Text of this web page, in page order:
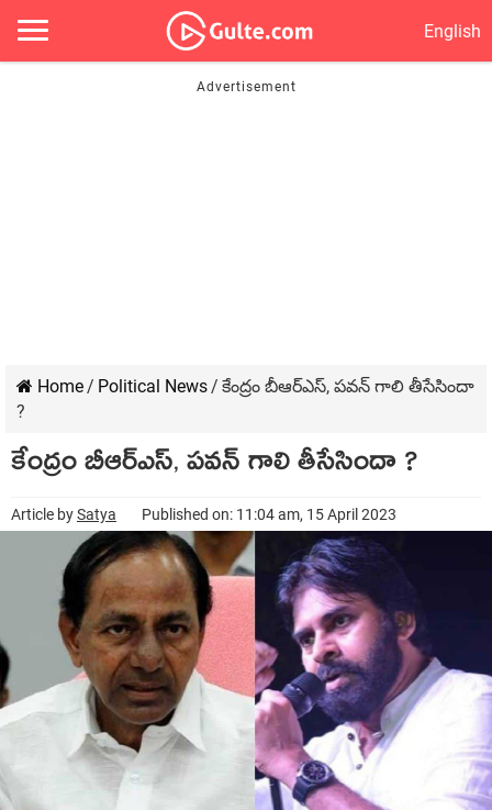
English
Home/ Political News/ కేంద్రం బీఆర్ఎస్, పవన్ గాలి తీసేసిందా
?
కేంద్రం బీఆర్ఎస్, పవన్ గాలి తీసేసిందా ?
Article bySatya Published on: 11:04 am, 15 April 2023